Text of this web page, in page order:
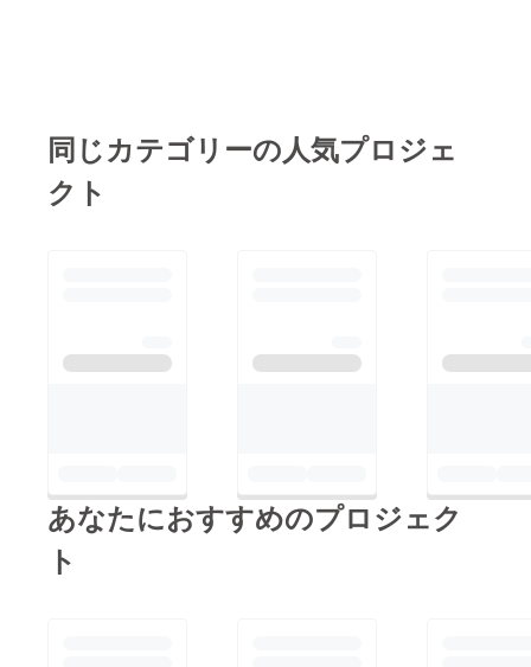
角：65*65mm
同じカテゴリーの人気プロジェ
クト
あなたにおすすめのプロジェク
ト